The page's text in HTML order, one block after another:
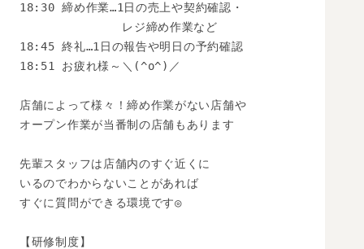
18:30 締め作業…1日の売上や契約確認・
レジ締め作業など
18:45 終礼…1日の報告や明日の予約確認
18:51 お疲れ様～＼(^o^)／
店舗によって様々！締め作業がない店舗や
オープン作業が当番制の店舗もあります
先輩スタッフは店舗内のすぐ近くに
いるのでわからないことがあれば
すぐに質問ができる環境です◎
【研修制度】